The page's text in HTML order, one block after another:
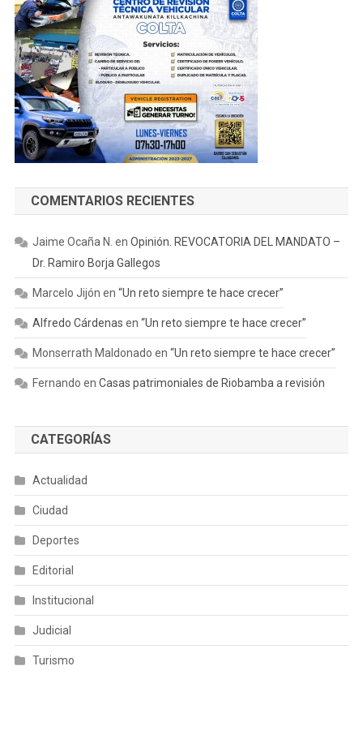
COMENTARIOS RECIENTES
Jaime Ocaña N. en Opinión. REVOCATORIA DEL MANDATO –
Dr. Ramiro Borja Gallegos
Marcelo Jijón en “Un reto siempre te hace crecer”
Alfredo Cárdenas en “Un reto siempre te hace crecer”
Monserrath Maldonado en “Un reto siempre te hace crecer”
Fernando en Casas patrimoniales de Riobamba a revisión
CATEGORÍAS
Actualidad
Ciudad
Deportes
Editorial
Institucional
Judicial
Turismo